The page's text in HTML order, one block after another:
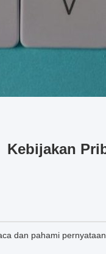
Kebijakan
dan pahami